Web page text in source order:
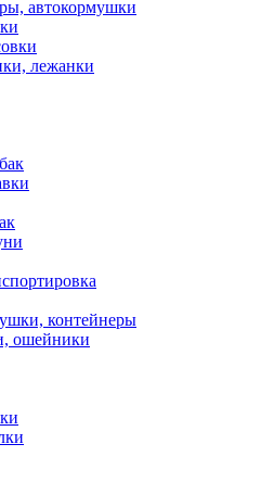
автокормушки
лежанки
контейнеры
ошейники